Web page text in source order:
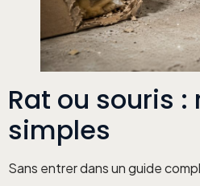
Rat ou souris :
simples
Sans entrer dans un guide